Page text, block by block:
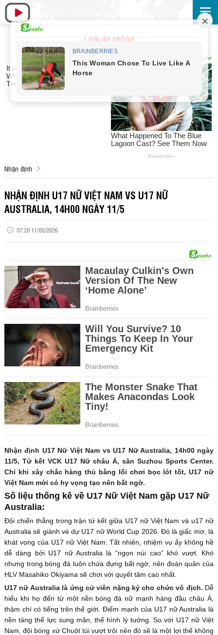
Link dự phòng
Nhận định
NHẬN ĐỊNH U17 NỮ VIỆT NAM VS U17 NỮ
AUSTRALIA, 14H00 NGÀY 11/5
07:20 11/05/2026
Nhận định U17 Nữ Việt Nam vs U17 Nữ Australia, 14h00 ngày
11/5, Tứ kết VCK U17 Nữ châu Á, sân Suzhou Sports Center.
Chỉ khi xây chắc hàng thủ bằng lối chơi bọc lót tốt, U17 nữ
Việt Nam mới có hy vọng tạo nên bất ngờ.
Số liệu thống kê về U17 Nữ Việt Nam gặp U17 Nữ
Australia:
Đội chiến thắng trong trận tứ kết giữa U17 nữ Việt Nam và u17 nữ
Australia sẽ giành vé dự U17 nữ World Cup 2026. Đó là giấc mơ, là
khát vọng của U17 nữ Việt Nam. Tất nhiên, nhiệm vụ ấy không hề
dễ dàng bởi U17 nữ Australia là “ngọn núi cao” khó vượt. Khó
nhưng trong bóng đá luôn chứa đựng bất ngờ, nên đoàn quân của
HLV Masahiko Okiyama sẽ chơi với quyết tâm cao nhất.
U17 nữ Australia là ứng cử viên nặng ký cho chức vô địch. Dễ
hiểu khi họ đến từ một nền bóng đá nữ mạnh hàng đầu châu Á,
thậm chí có tiếng trên thế giới. Điểm mạnh của U17 nữ Australia là
nền tảng thể lực sung mãn, thể hình lý tưởng. So với U17 nữ Việt
Nam, đội bóng xứ Chuột túi vượt trội nên đó sẽ là một lợi thế không